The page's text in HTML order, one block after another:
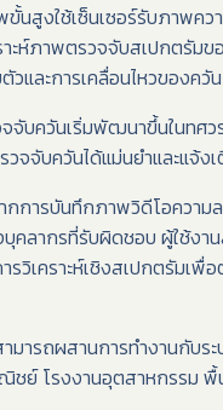
นสูงใช้เซ็นเซอร์รับภาพค
ะห์ภาพตรวจจับสเปกตรัมข
วและการเคลื่อนไหวของควัน
บควันเริ่มพัฒนาขึ้นในทศว
จจับควันได้แม่นยำและแจ้ง
กการบันทึกภาพวิดีโอความ
คลากรที่รับผิดชอบ ผู้ใช้งา
ารวิเคราะห์เชิงสเปกตรัม
ารถผสานการทำงานกับร
ณิชย์ โรงงานอุตสาหกรรม